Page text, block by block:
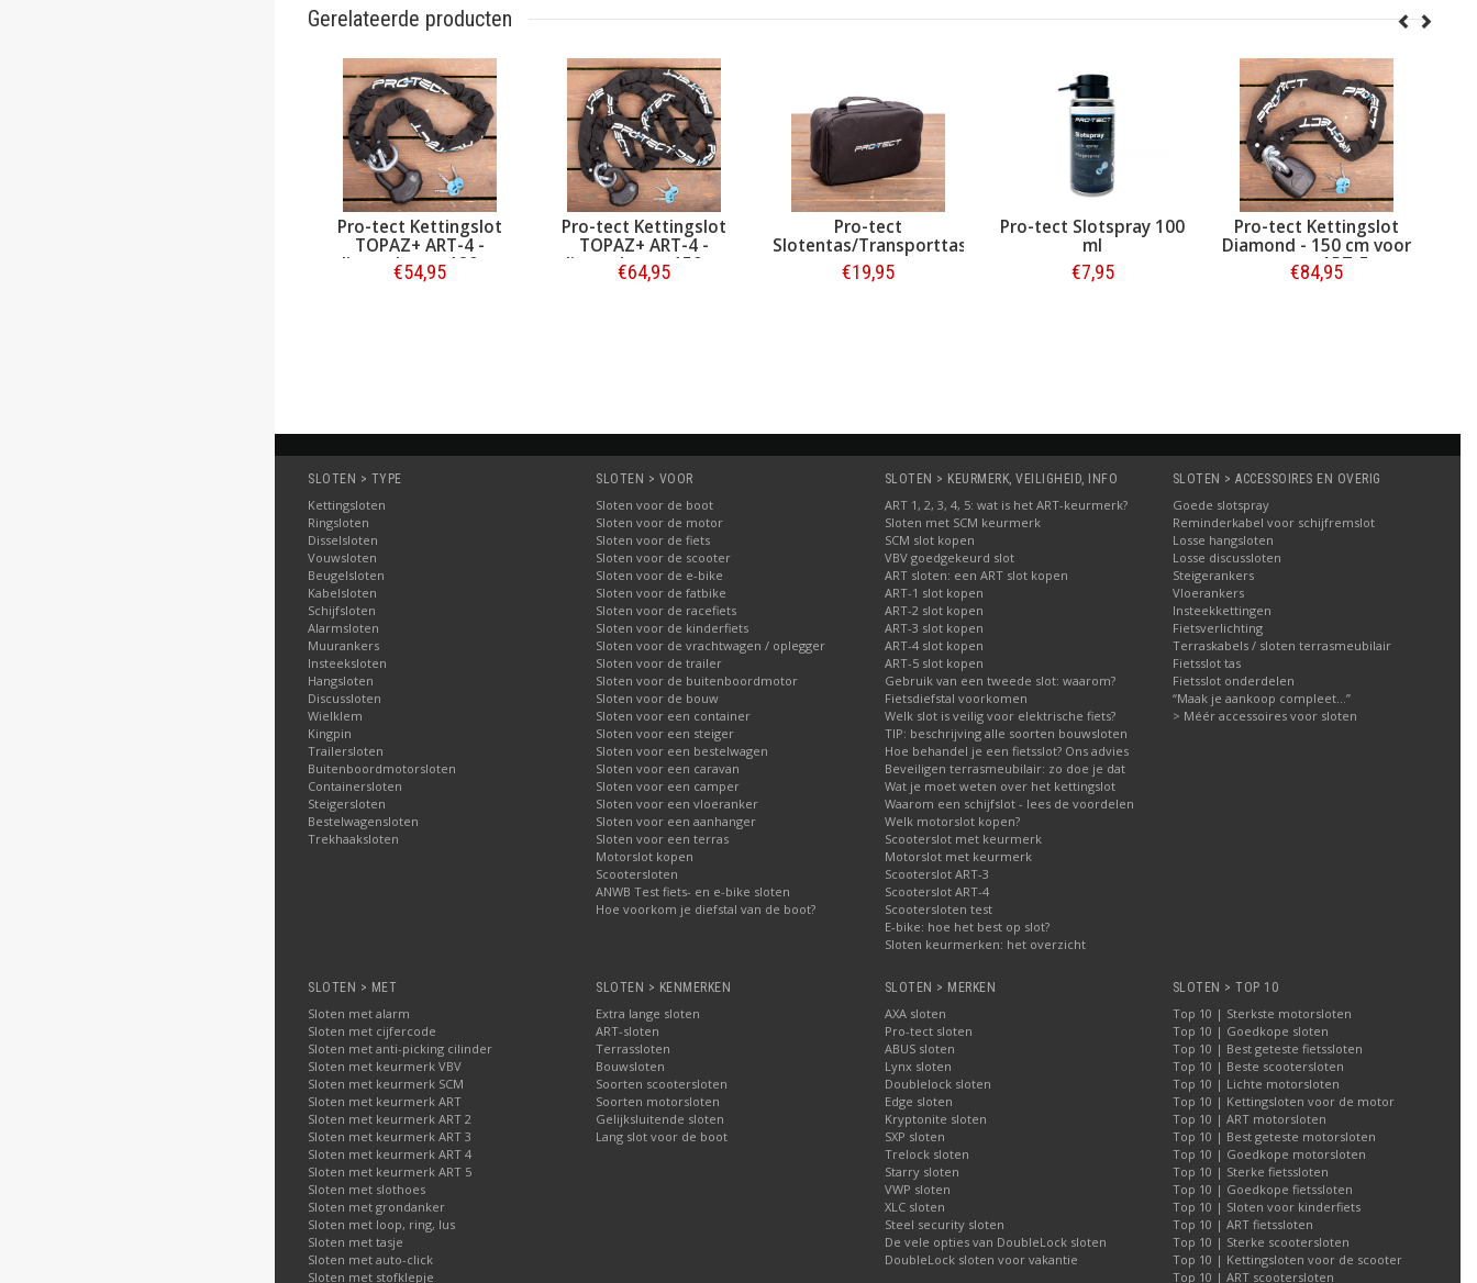
Gerelateerde producten
Pro-tect Kettingslot
TOPAZ+ ART-4 -
slimme loop - 300 cm
€99,95
Pro-tect Kettingslot
TOPAZ+ ART-4 -
slimme loop - 120 cm
€54,95
Pro-tect Kettingslot
TOPAZ+ ART-4 -
slimme loop - 150 cm
€64,95
Pro-tect
Slotentas/Transporttas
Pro-tect Slotspray 100
ml
Diamond
SLOTEN > TYPE
Kettingsloten
Ringsloten
Disselsloten
Vouwsloten
Beugelsloten
Kabelsloten
Schijfsloten
Alarmsloten
Muurankers
Insteeksloten
Hangsloten
Discussloten
Wielklem
Kingpin
Trailersloten
Buitenboordmotorsloten
Containersloten
Steigersloten
Bestelwagensloten
Trekhaaksloten
SLOTEN > VOOR
Sloten voor de boot
Sloten voor de motor
Sloten voor de fiets
Sloten voor de scooter
Sloten voor de e-bike
Sloten voor de fatbike
Sloten voor de racefiets
Sloten voor de kinderfiets
Sloten voor de vrachtwagen / oplegger
Sloten voor de trailer
Sloten voor de buitenboordmotor
Sloten voor de bouw
Sloten voor een container
Sloten voor een steiger
Sloten voor een bestelwagen
Sloten voor een caravan
Sloten voor een camper
Sloten voor een vloeranker
Sloten voor een aanhanger
Sloten voor een terras
Motorslot kopen
Scootersloten
ANWB Test fiets- en e-bike sloten
Hoe voorkom je diefstal van de boot?
SLOTEN > KEURMERK, VEILIGHEID, INFO
ART 1, 2, 3, 4, 5: wat is het ART-keurmerk?
Sloten met SCM keurmerk
SCM slot kopen
VBV goedgekeurd slot
ART sloten: een ART slot kopen
ART-1 slot kopen
ART-2 slot kopen
ART-3 slot kopen
ART-4 slot kopen
ART-5 slot kopen
Gebruik van een tweede slot: waarom?
Fietsdiefstal voorkomen
Welk slot is veilig voor elektrische fiets?
TIP: beschrijving alle soorten bouwsloten
Hoe behandel je een fietsslot? Ons advies
Beveiligen terrasmeubilair: zo doe je dat
Wat je moet weten over het kettingslot
Waarom een schijfslot - lees de voordelen
Welk motorslot kopen?
Scooterslot met keurmerk
Motorslot met keurmerk
Scooterslot ART-3
Scooterslot ART-4
Scootersloten test
E-bike: hoe het best op slot?
Sloten keurmerken: het overzicht
SLOTEN > ACCESSOIRES EN OVERIG
Goede slotspray
Reminderkabel voor schijfremslot
Losse hangsloten
Losse discussloten
Steigerankers
Vloerankers
Insteekkettingen
Fietsverlichting
Terraskabels / sloten terrasmeubilair
Fietsslot tas
Fietsslot onderdelen
“Maak je aankoop compleet…”
> Méér accessoires voor sloten
SLOTEN > MET
Sloten met alarm
Sloten met cijfercode
Sloten met anti-picking cilinder
Sloten met keurmerk VBV
Sloten met keurmerk SCM
Sloten met keurmerk ART
Sloten met keurmerk ART 2
Sloten met keurmerk ART 3
Sloten met keurmerk ART 4
Sloten met keurmerk ART 5
Sloten met slothoes
Sloten met grondanker
Sloten met loop, ring, lus
Sloten met tasje
Sloten met auto-click
Sloten met stofklepje
SLOTEN > KENMERKEN
Extra lange sloten
ART-sloten
Terrassloten
Bouwsloten
Soorten scootersloten
Soorten motorsloten
Gelijksluitende sloten
Lang slot voor de boot
SLOTEN > MERKEN
AXA sloten
Pro-tect sloten
ABUS sloten
Lynx sloten
Doublelock sloten
Edge sloten
Kryptonite sloten
SXP sloten
Trelock sloten
Starry sloten
VWP sloten
XLC sloten
Steel security sloten
De vele opties van DoubleLock sloten
DoubleLock sloten voor vakantie
SLOTEN > TOP 10
Top 10 | Sterkste motorsloten
Top 10 | Goedkope sloten
Top 10 | Best geteste fietssloten
Top 10 | Beste scootersloten
Top 10 | Lichte motorsloten
Top 10 | Kettingsloten voor de motor
Top 10 | ART motorsloten
Top 10 | Best geteste motorsloten
Top 10 | Goedkope motorsloten
Top 10 | Sterke fietssloten
Top 10 | Goedkope fietssloten
Top 10 | Sloten voor kinderfiets
Top 10 | ART fietssloten
Top 10 | Sterke scootersloten
Top 10 | Kettingsloten voor de scooter
Top 10 | ART scootersloten